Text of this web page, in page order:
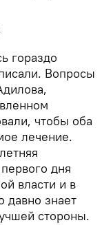
гораздо
Вопросы
чтобы оба
лечение.
дня
власти и в
давно знает
стороны.